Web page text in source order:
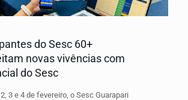
do Sesc 60+
novas vivências com
do Sesc
3 e 4 de fevereiro, o Sesc Guarapari